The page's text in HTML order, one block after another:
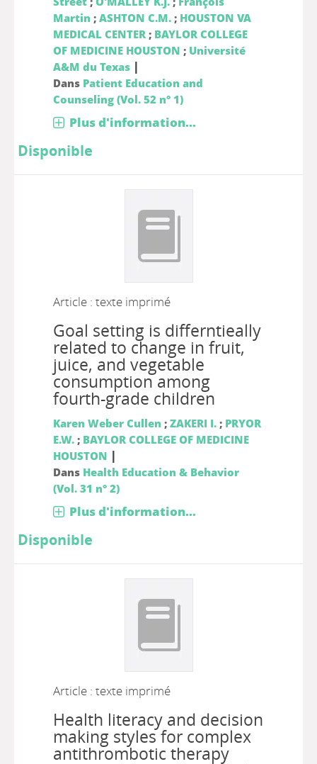
Martin ; ASHTON C.M.; HOUSTON VA
MEDICAL CENTER; BAYLOR COLLEGE
OF MEDICINE HOUSTON ; Université
A&M du Texas |
Dans Patient Education and
Counseling (Vol. 52 n° 1)
Plus d'information...
Disponible
Article : texte imprimé
Goal setting is differntieally
related to change in fruit,
juice, and vegetable
consumption among
fourth-grade children
Karen Weber Cullen ; ZAKERI I.; PRYOR
E.W.; BAYLOR COLLEGE OF MEDICINE
HOUSTON |
Dans Health Education & Behavior
(Vol. 31 n° 2)
Plus d'information...
Disponible
Article : texte imprimé
Health literacy and decision
making styles for complex
antithrombotic therapy